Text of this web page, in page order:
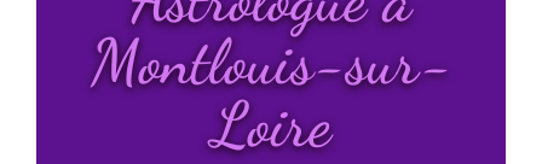
Montlouis-sur-
Loire